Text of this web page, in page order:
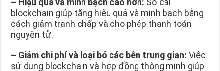
– Hiệu quả và minh bạch cao hơn: Sổ cái
blockchain giúp tăng hiệu quả và minh bạch bằng
cách giảm tranh chấp và cho phép thanh toán
nguyên tử.
– Giảm chi phí và loại bỏ các bên trung gian: Việc
sử dụng blockchain và hợp đồng thông minh giúp